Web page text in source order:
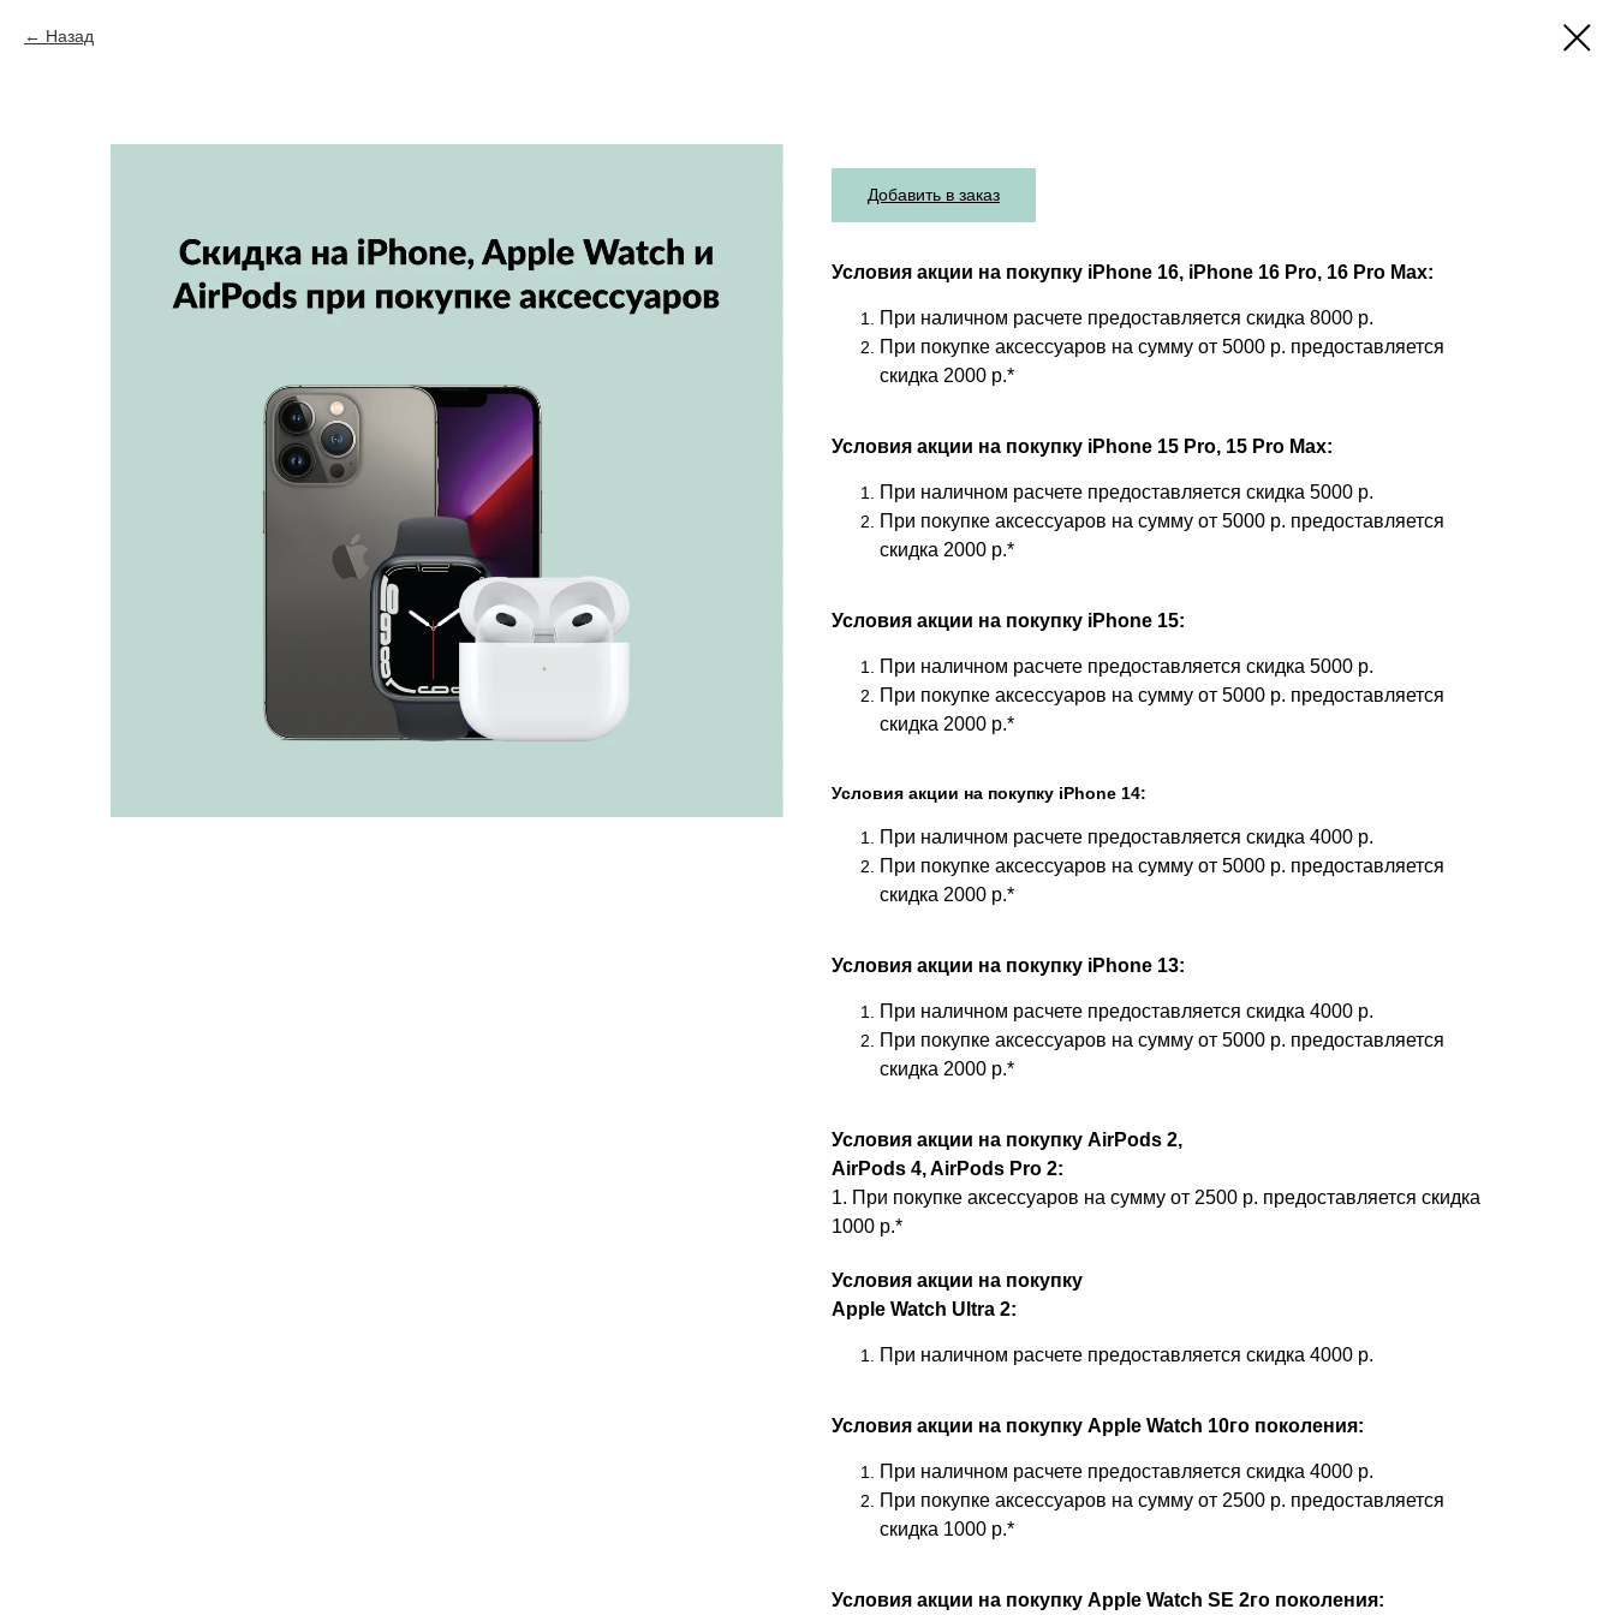
Назад
Добавить в заказ
Условия акции на покупку iPhone 16, iPhone 16 Pro, 16 Pro Max:
При наличном расчете предоставляется скидка 8000 р.
При покупке аксессуаров на сумму от 5000 р. предоставляется
скидка 2000 р.*
Условия акции на покупку iPhone 15 Pro, 15 Pro Max:
При наличном расчете предоставляется скидка 5000 р.
При покупке аксессуаров на сумму от 5000 р. предоставляется
скидка 2000 р.*
Условия акции на покупку iPhone 15:
При наличном расчете предоставляется скидка 5000 р.
При покупке аксессуаров на сумму от 5000 р. предоставляется
скидка 2000 р.*
Условия акции на покупку iPhone 14:
При наличном расчете предоставляется скидка 4000 р.
При покупке аксессуаров на сумму от 5000 р. предоставляется
скидка 2000 р.*
Условия акции на покупку iPhone 13:
При наличном расчете предоставляется скидка 4000 р.
При покупке аксессуаров на сумму от 5000 р. предоставляется
скидка 2000 р.*
Условия акции на покупку AirPods 2,
AirPods 4, AirPods Pro 2:
1. При покупке аксессуаров на сумму от 2500 р. предоставляется скидка
1000 р.*
Условия акции на покупку
Apple Watch Ultra 2:
При наличном расчете предоставляется скидка 4000 р.
Условия акции на покупку Apple Watch 10го поколения:
При наличном расчете предоставляется скидка 4000 р.
При покупке аксессуаров на сумму от 2500 р. предоставляется
скидка 1000 р.*
Условия акции на покупку Apple Watch SE 2го поколения: